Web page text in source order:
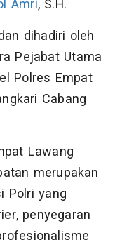
Amri, S.H.
dihadiri oleh
Pejabat Utama
Polres Empat
Cabang
Lawang
merupakan
Polri yang
penyegaran